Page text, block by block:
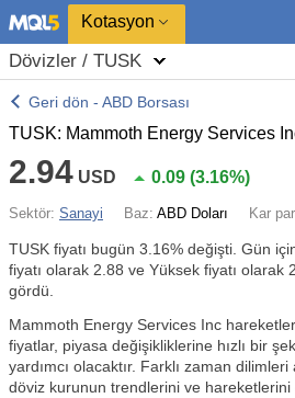
Kotasyon
Dövizler / TUSK
Geri dön - ABD Borsası
TUSK: Mammoth Energy Services
2.94 USD 0.09 (3.16%)
Sektör: Sanayi Baz: ABD Doları Kar
TUSK fiyatı bugün 3.16% değişti. Gün
fiyatı olarak 2.88 ve Yüksek fiyatı olarak
gördü.
Mammoth Energy Services Inc
fiyatlar, piyasa değişikliklerine hızlı bir
yardımcı olacaktır. Farklı zaman
döviz kurunun trendlerini ve